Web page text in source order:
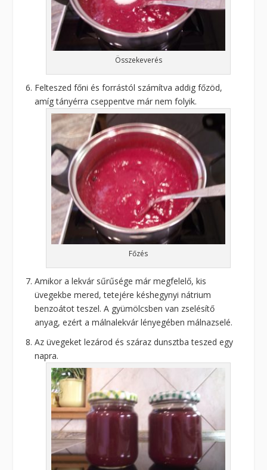
Összekeverés
Felteszed főni és forrástól számítva addig főzöd,
amíg tányérra cseppentve már nem folyik.
Főzés
Amikor a lekvár sűrűsége már megfelelő, kis
üvegekbe mered, tetejére késhegynyi nátrium
benzoátot teszel. A gyümölcsben van zselésítő
anyag, ezért a málnalekvár lényegében málnazselé.
Az üvegeket lezárod és száraz dunsztba teszed egy
napra.